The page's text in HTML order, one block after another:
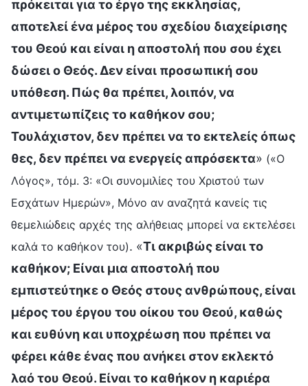
πρόκειται για το έργο της εκκλησίας,
αποτελεί ένα μέρος του σχεδίου διαχείρισης
του Θεού και είναι η αποστολή που σου έχει
δώσει ο Θεός. Δεν είναι προσωπική σου
υπόθεση. Πώς θα πρέπει, λοιπόν, να
αντιμετωπίζεις το καθήκον σου;
Τουλάχιστον, δεν πρέπει να το εκτελείς όπως
θες, δεν πρέπει να ενεργείς απρόσεκτα» («Ο
Λόγος», τόμ. 3: «Οι συνομιλίες του Χριστού των
Εσχάτων Ημερών», Μόνο αν αναζητά κανείς τις
θεμελιώδεις αρχές της αλήθειας μπορεί να εκτελέσει
καλά το καθήκον του). «Τι ακριβώς είναι το
καθήκον; Είναι μια αποστολή που
εμπιστεύτηκε ο Θεός στους ανθρώπους, είναι
μέρος του έργου του οίκου του Θεού, καθώς
και ευθύνη και υποχρέωση που πρέπει να
φέρει κάθε ένας που ανήκει στον εκλεκτό
λαό του Θεού. Είναι το καθήκον η καριέρα